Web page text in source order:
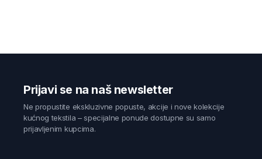
Prijavi se na naš newsletter
Ne propustite ekskluzivne popuste, akcije i nove kolekcije
kućnog tekstila – specijalne ponude dostupne su samo
prijavljenim kupcima.